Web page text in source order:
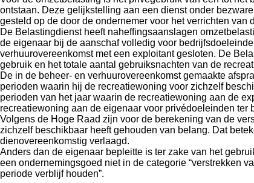
ontstaan. Deze gelijkstelling aan een dienst onder
gesteld op de door de ondernemer voor het verrichten van
De Belastingdienst heeft naheffingsaanslagen
de eigenaar bij de aanschaf volledig voor
verhuurovereenkomst met een exploitant gesloten. De
gebruik en het totale aantal gebruiksnachten van de
De in de beheer- en verhuurovereenkomst gemaakte
perioden waarin hij de recreatiewoning voor zichzelf
perioden van het jaar waarin de recreatiewoning aan de
recreatiewoning aan de eigenaar voor privédoeleinden ter
Volgens de Hoge Raad zijn voor de berekening van de
zichzelf beschikbaar heeft gehouden van belang. Dat
dienovereenkomstig verlaagd.
Anders dan de eigenaar bepleitte is ter zake van het
een ondernemingsgoed niet in de categorie “verstrekken
periode verblijf houden”.